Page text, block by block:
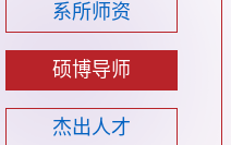
系所师资
硕博导师
杰出人才